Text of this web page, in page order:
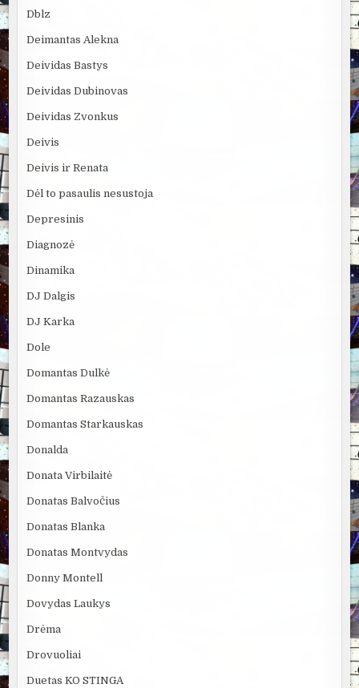
Dblz
Deimantas Alekna
Deividas Bastys
Deividas Dubinovas
Deividas Zvonkus
Deivis
Deivis ir Renata
Dėl to pasaulis nesustoja
Depresinis
Diagnozė
Dinamika
DJ Dalgis
DJ Karka
Dole
Domantas Dulkė
Domantas Razauskas
Domantas Starkauskas
Donalda
Donata Virbilaitė
Donatas Balvočius
Donatas Blanka
Donatas Montvydas
Donny Montell
Dovydas Laukys
Drėma
Drovuoliai
Duetas KO STINGA